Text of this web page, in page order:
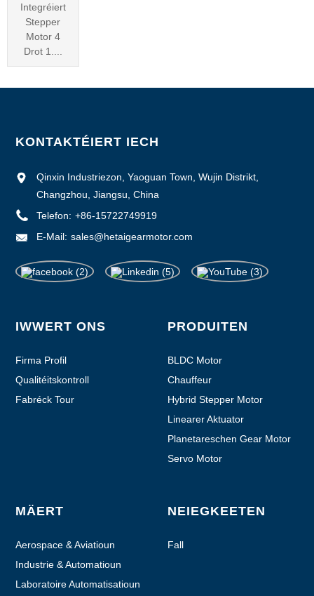
Integréiert
Stepper
Motor 4
Drot 1....
KONTAKTÉIERT IECH
Qinxin Industriezon, Yaoguan Town, Wujin Distrikt,
Changzhou, Jiangsu, China
Telefon: +86-15722749919
E-Mail: sales@hetaigearmotor.com
IWWERT ONS
Firma Profil
Qualitéitskontroll
Fabréck Tour
PRODUITEN
BLDC Motor
Chauffeur
Hybrid Stepper Motor
Linearer Aktuator
Planetareschen Gear Motor
Servo Motor
MÄERT
Aerospace & Aviatioun
Industrie & Automatioun
Laboratoire Automatisatioun
NEIEGKEETEN
Fall